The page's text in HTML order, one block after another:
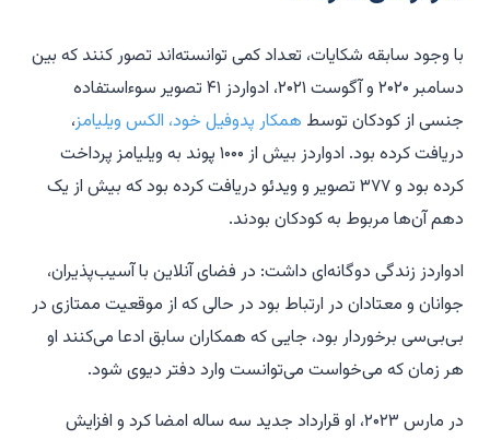
با وجود سابقه شکایات، تعداد کمی توانسته‌اند تصور کنند که بین
دسامبر ۲۰۲۰ و آگوست ۲۰۲۱، ادواردز ۴۱ تصویر سوءاستفاده
جنسی از کودکان توسط همکار پدوفیل خود، الکس ویلیامز،
دریافت کرده بود. ادواردز بیش از ۱۰۰۰ پوند به ویلیامز پرداخت
کرده بود و ۳۷۷ تصویر و ویدئو دریافت کرده بود که بیش از یک
دهم آن‌ها مربوط به کودکان بودند.
ادواردز زندگی دوگانه‌ای داشت: در فضای آنلاین با آسیب‌پذیران،
جوانان و معتادان در ارتباط بود در حالی که از موقعیت ممتازی در
بی‌بی‌سی برخوردار بود، جایی که همکاران سابق ادعا می‌کنند او
هر زمان که می‌خواست می‌توانست وارد دفتر دیوی شود.
در مارس ۲۰۲۳، او قرارداد جدید سه ساله امضا کرد و افزایش